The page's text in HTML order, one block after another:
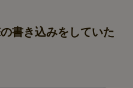
書き込みをしていた